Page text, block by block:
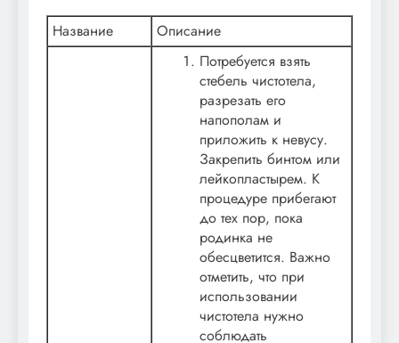
Название
Описание
Потребуется взять
стебель чистотела,
разрезать его
напополам и
приложить к невусу.
Закрепить бинтом или
лейкопластырем. К
процедуре прибегают
до тех пор, пока
родинка не
обесцветится. Важно
отметить, что при
использовании
чистотела нужно
соблюдать